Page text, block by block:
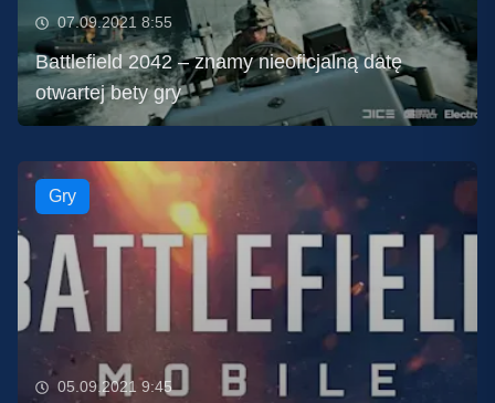
07.09.2021 8:55
Battlefield 2042 – znamy nieoficjalną datę
otwartej bety gry
Gry
05.09.2021 9:45